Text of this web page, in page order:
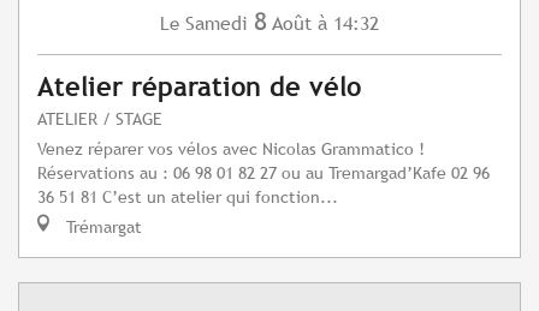
Le Samedi 8 Août à 14:32
Atelier réparation de vélo
ATELIER / STAGE
Venez réparer vos vélos avec Nicolas Grammatico !
Réservations au : 06 98 01 82 27 ou au Tremargad’Kafe 02 96
36 51 81 C’est un atelier qui fonction...
Trémargat